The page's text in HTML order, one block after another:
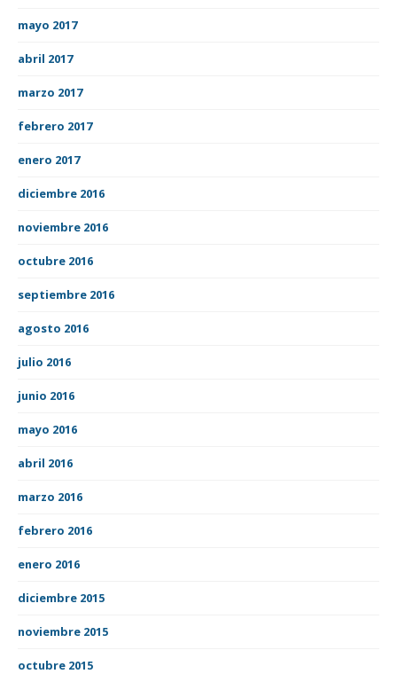
mayo 2017
abril 2017
marzo 2017
febrero 2017
enero 2017
diciembre 2016
noviembre 2016
octubre 2016
septiembre 2016
agosto 2016
julio 2016
junio 2016
mayo 2016
abril 2016
marzo 2016
febrero 2016
enero 2016
diciembre 2015
noviembre 2015
octubre 2015